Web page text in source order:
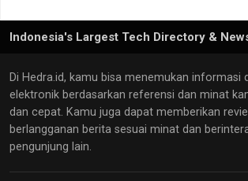
Indonesia's Largest Tech Directory &
Di Hedra.id, kamu bisa menemukan informasi
elektronik berdasarkan referensi dan minat
dan cepat. Kamu juga dapat memberikan
berlangganan berita sesuai minat dan
pengunjung lain.